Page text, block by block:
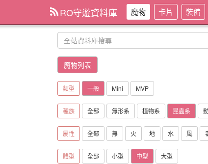
RO守遊資料庫 魔物 卡片 裝備
魔物列表
類型 一般 Mini MVP
種族 全部 無形系 植物系 昆蟲系
屬性 全部 無 火 地 水 風
體型 全部 小型 中型 大型